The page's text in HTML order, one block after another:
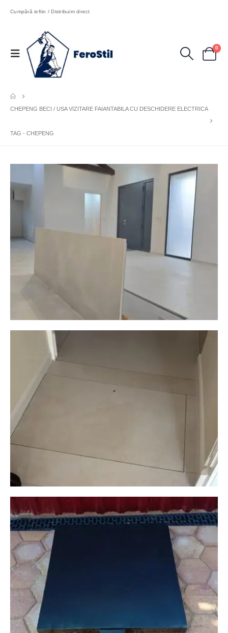
Cumpără ieftin / Distribuim direct
0
CHEPENG BECI / USA VIZITARE FAIANTABILA CU DESCHIDERE ELECTRICA
TAG - CHEPENG